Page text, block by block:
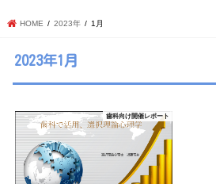
HOME 2023年 1月
2023年1月
歯科向け開催レポート